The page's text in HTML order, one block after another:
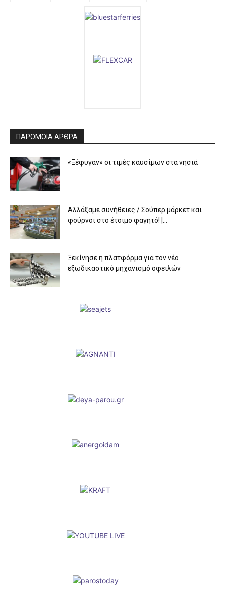
ΠΑΡΟΜΟΙΑ ΑΡΘΡΑ
«Ξέφυγαν» οι τιμές καυσίμων στα νησιά
Αλλάξαμε συνήθειες / Σούπερ μάρκετ και
φούρνοι στο έτοιμο φαγητό! |...
Ξεκίνησε η πλατφόρμα για τον νέο
εξωδικαστικό μηχανισμό οφειλών